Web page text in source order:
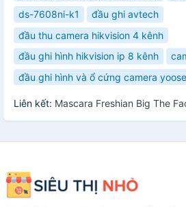
ds-7608ni-k1
đầu ghi avtech
đầu thu camera hikvision 4 kênh
đầu ghi hình hikvision ip 8 kênh
đầu ghi hình và ổ cứng camera
Liên kết: Mascara Freshian Big The